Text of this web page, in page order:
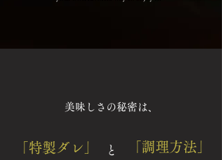
美味しさの秘密は、
「特製ダレ」 と 「調理方法」